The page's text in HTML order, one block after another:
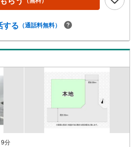
する （通話料無料）
分